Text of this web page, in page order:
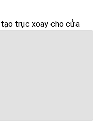
trục xoay cho cửa